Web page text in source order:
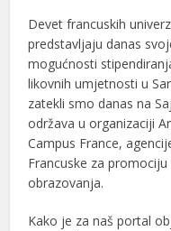
Devet francuskih
predstavljaju danas
mogućnosti
likovnih umjetnosti u
zatekli smo danas na
održava u organizaciji
Campus France,
Francuske za
obrazovanja.
Kako je za naš portal